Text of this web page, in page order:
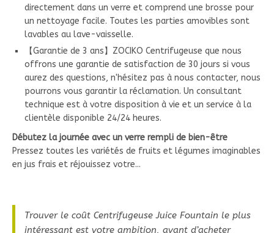
directement dans un verre et comprend une brosse pour
un nettoyage facile. Toutes les parties amovibles sont
lavables au lave-vaisselle.
【Garantie de 3 ans】ZOCIKO Centrifugeuse que nous
offrons une garantie de satisfaction de 30 jours si vous
aurez des questions, n'hésitez pas à nous contacter, nous
pourrons vous garantir la réclamation. Un consultant
technique est à votre disposition à vie et un service à la
clientèle disponible 24/24 heures.
Débutez la journée avec un verre rempli de bien-être
Pressez toutes les variétés de fruits et légumes imaginables
en jus frais et réjouissez votre...
Trouver le coût Centrifugeuse Juice Fountain le plus
intéressant est votre ambition, avant d’acheter